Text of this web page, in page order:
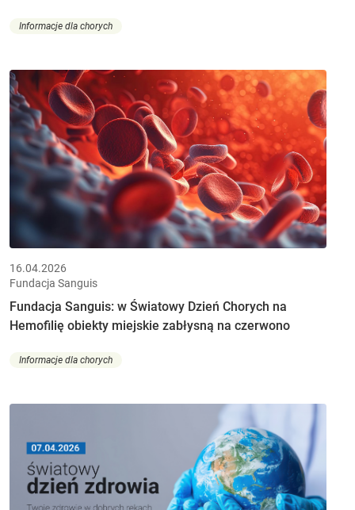
Informacje dla chorych
16.04.2026
Fundacja Sanguis
Fundacja Sanguis: w Światowy Dzień Chorych na
Hemofilię obiekty miejskie zabłysną na czerwono
Informacje dla chorych